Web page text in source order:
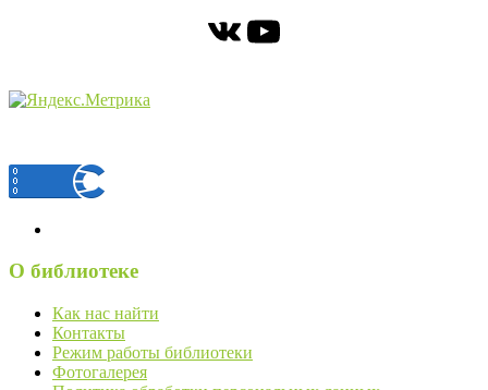
ВКонтакте
YouTube
О библиотеке
Как нас найти
Контакты
Режим работы библиотеки
Фотогалерея